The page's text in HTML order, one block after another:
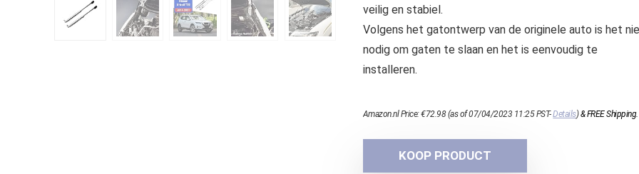
veilig en stabiel.
Volgens het gatontwerp van de originele auto is het
nodig om gaten te slaan en het is eenvoudig te
installeren.
Amazon.nl Price:€72.98(as of 07/04/2023 11:25 PST-Details)&FREE Shipping.
KOOP PRODUCT